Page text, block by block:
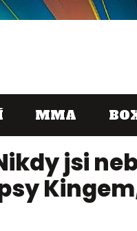
MMA
jsi